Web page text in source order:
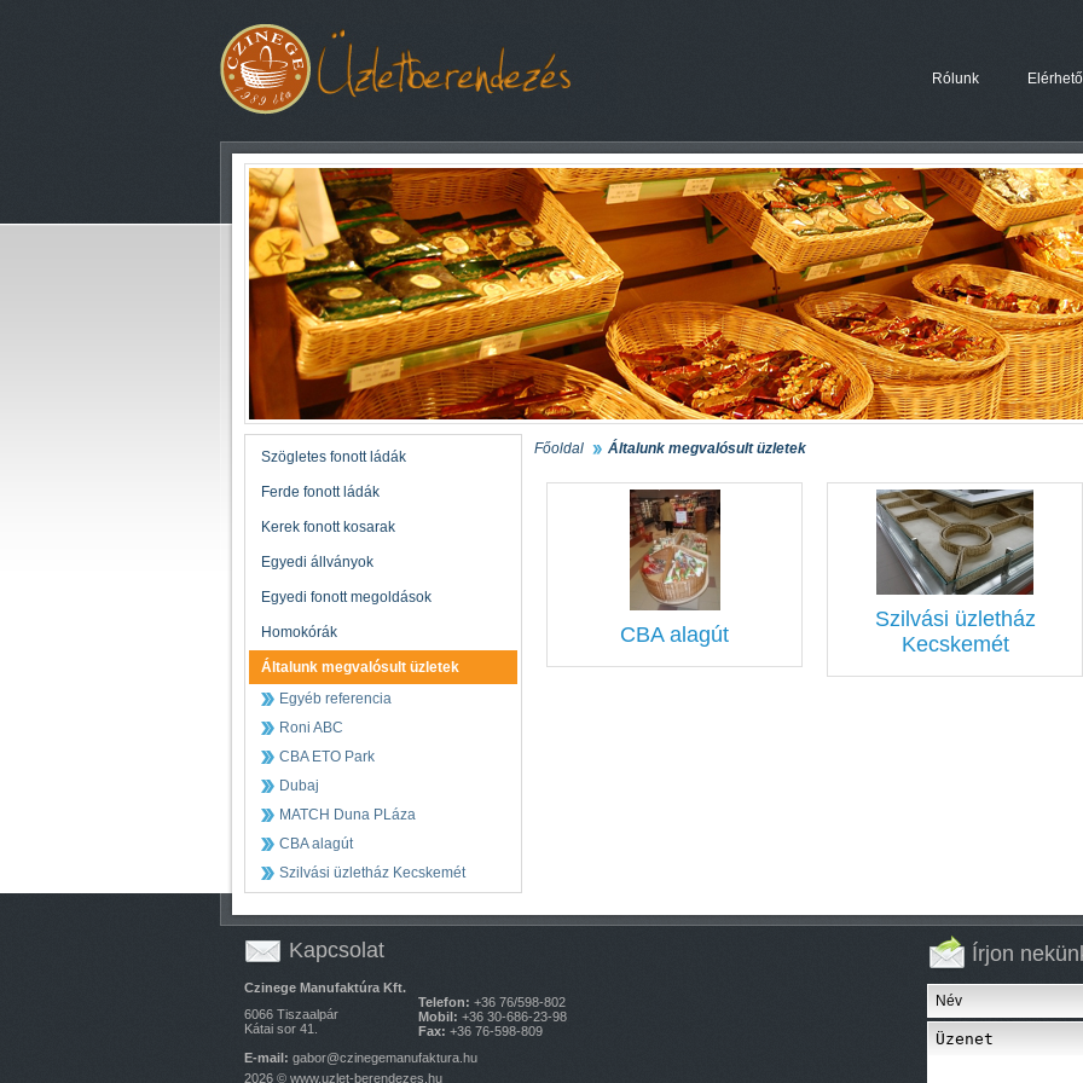
Rólunk
Szögletes fonott ládák
Ferde fonott ládák
Kerek fonott kosarak
Egyedi állványok
Egyedi fonott megoldások
Homokórák
Általunk megvalósult üzletek
Egyéb referencia
Roni ABC
CBA ETO Park
Dubaj
MATCH Duna PLáza
CBA alagút
Szilvási üzletház Kecskemét
Főoldal Általunk megvalósult üzletek
CBA alagút
Szilvási üzletház
Kecskemét
Kapcsolat
Czinege Manufaktúra Kft.
6066 Tiszaalpár
Kátai sor 41.
Telefon: +36 76/598-802
Mobil: +36 30-686-23-98
Fax: +36 76-598-809
E-mail: gabor@czinegemanufaktura.hu
2026 © www.uzlet-berendezes.hu
Írjon